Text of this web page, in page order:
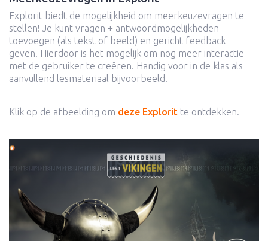
Explorit biedt de mogelijkheid om meerkeuzevragen te
stellen! Je kunt vragen + antwoordmogelijkheden
toevoegen (als tekst of beeld) en gericht feedback
geven. Hierdoor is het mogelijk om nog meer interactie
met de gebruiker te creëren. Handig voor in de klas als
aanvullend lesmateriaal bijvoorbeeld!
Klik op de afbeelding om deze Explorit te ontdekken.